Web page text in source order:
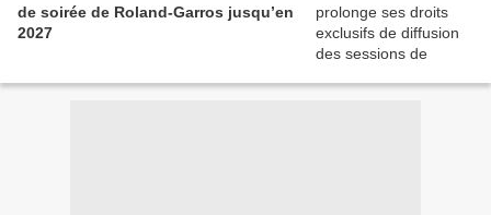
de soirée de Roland-Garros jusqu’en
2027